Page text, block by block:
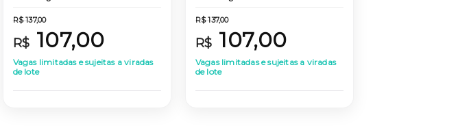
R$137,00
R$ 107,00
Vagas limitadas e sujeitas a viradas
de lote
R$137,00
R$ 107,00
Vagas limitadas e sujeitas a viradas
de lote